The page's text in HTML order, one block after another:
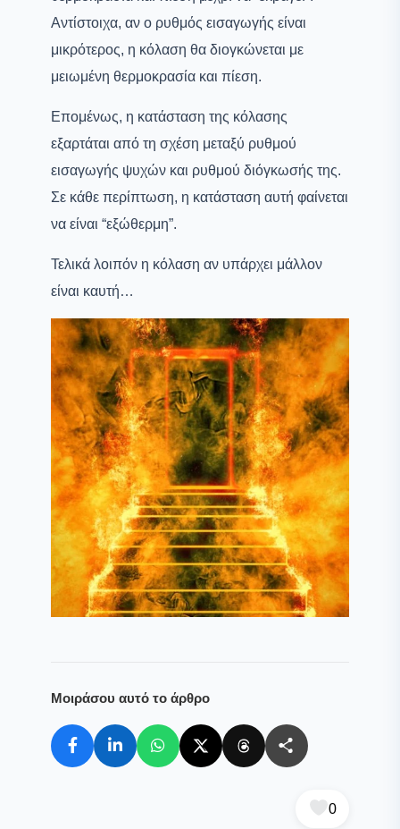
Αντίστοιχα, αν ο ρυθμός εισαγωγής είναι
μικρότερος, η κόλαση θα διογκώνεται με
μειωμένη θερμοκρασία και πίεση.
Επομένως, η κατάσταση της κόλασης
εξαρτάται από τη σχέση μεταξύ ρυθμού
εισαγωγής ψυχών και ρυθμού διόγκωσής της.
Σε κάθε περίπτωση, η κατάσταση αυτή φαίνεται
να είναι “εξώθερμη”.
Τελικά λοιπόν η κόλαση αν υπάρχει μάλλον
είναι καυτή…
Μοιράσου αυτό το άρθρο
0